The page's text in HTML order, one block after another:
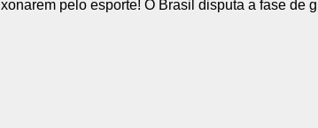
pelo esporte! O Brasil disputa a fase